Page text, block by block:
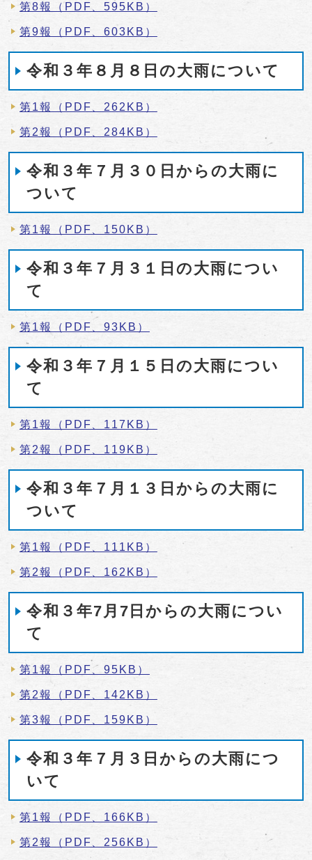
第8報（PDF、595KB）
第9報（PDF、603KB）
令和３年８月８日の大雨について
第1報（PDF、262KB）
第2報（PDF、284KB）
令和３年７月３０日からの大雨に
ついて
第1報（PDF、150KB）
令和３年７月３１日の大雨につい
て
第1報（PDF、93KB）
令和３年７月１５日の大雨につい
て
第1報（PDF、117KB）
第2報（PDF、119KB）
令和３年７月１３日からの大雨に
ついて
第1報（PDF、111KB）
第2報（PDF、162KB）
令和３年7月7日からの大雨につい
て
第1報（PDF、95KB）
第2報（PDF、142KB）
第3報（PDF、159KB）
令和３年７月３日からの大雨につ
いて
第1報（PDF、166KB）
第2報（PDF、256KB）